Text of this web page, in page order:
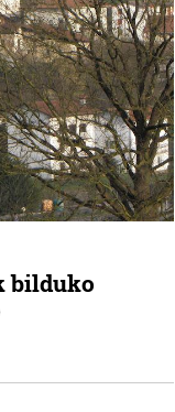
bilduko